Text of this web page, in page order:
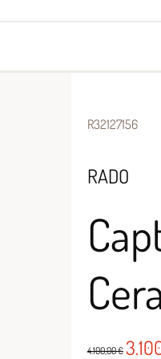
R32127156
RADO
4.100,00 €